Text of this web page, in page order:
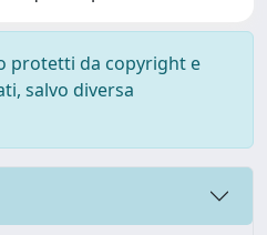
protetti da copyright e
salvo diversa